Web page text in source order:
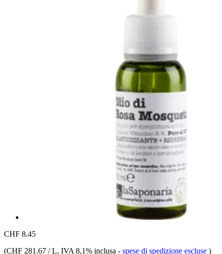
CHF 8.45
(CHF 281.67 / L, IVA 8,1% inclusa - spese di spedizione escluse )